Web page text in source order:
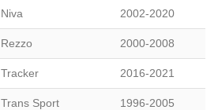
Niva 2002-2020
Rezzo 2000-2008
Tracker 2016-2021
Trans Sport 1996-2005